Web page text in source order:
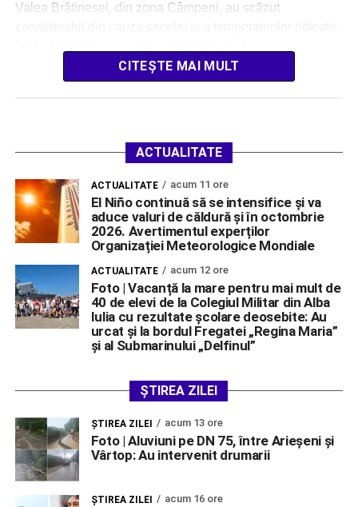
Valea Brătinesei, din zona Câmpeni, au scăzut
CITEȘTE MAI MULT
ACTUALITATE
ACTUALITATE acum 11 ore
El Niño continuă să se intensifice și va
aduce valuri de căldură și în octombrie
2026. Avertimentul experților
Organizației Meteorologice Mondiale
ACTUALITATE acum 12 ore
Foto | Vacanță la mare pentru mai mult de
40 de elevi de la Colegiul Militar din Alba
Iulia cu rezultate școlare deosebite: Au
urcat și la bordul Fregatei „Regina Maria”
și al Submarinului „Delfinul”
ȘTIREA ZILEI
ŞTIREA ZILEI acum 13 ore
Foto | Aluviuni pe DN 75, între Arieșeni și
Vârtop: Au intervenit drumarii
ŞTIREA ZILEI acum 16 ore